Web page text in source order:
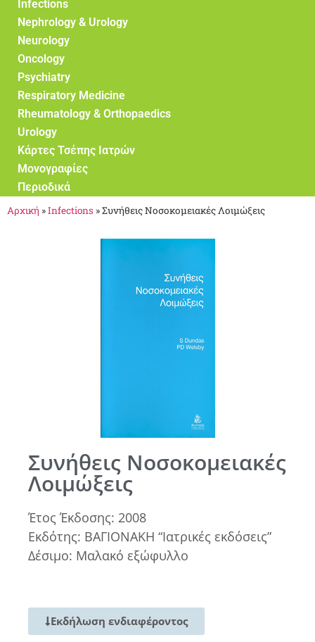
Infections
Nephrology & Urology
Neurology
Oncology
Psychiatry
Respiratory Medicine
Rheumatology & Orthopaedics
Urology
Κάρτες Τσέπης Ιατρών
Μονογραφίες
Περιοδικά
Αρχική »Infections »Συνήθεις Νοσοκομειακές Λοιμώξεις
Συνήθεις Νοσοκομειακές
Λοιμώξεις
Έτος Έκδοσης: 2008
Εκδότης: ΒΑΓΙΟΝΑΚΗ “Ιατρικές εκδόσεις”
Δέσιμο: Μαλακό εξώφυλλο
Εκδήλωση ενδιαφέροντος